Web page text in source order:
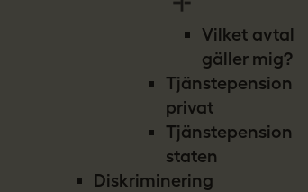
Vilket avtal
gäller mig?
Tjänstepension
privat
Tjänstepension
staten
Diskriminering